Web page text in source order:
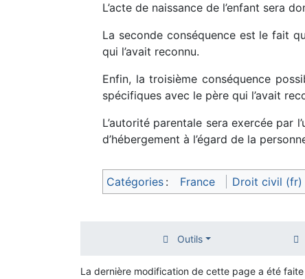
L’acte de naissance de l’enfant sera
La seconde conséquence est le fait
qui l’avait reconnu.
Enfin, la troisième conséquence
spécifiques avec le père qui l’avait
L’autorité parentale sera exercée par
d’hébergement à l’égard de la
Catégories : France Droit civil (fr)
Outils
La dernière modification de cette page a été